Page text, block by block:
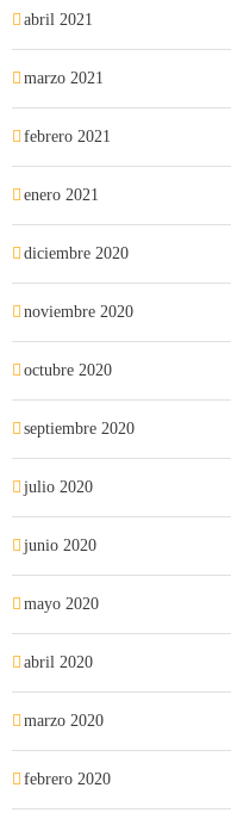
abril 2021
marzo 2021
febrero 2021
enero 2021
diciembre 2020
noviembre 2020
octubre 2020
septiembre 2020
julio 2020
junio 2020
mayo 2020
abril 2020
marzo 2020
febrero 2020